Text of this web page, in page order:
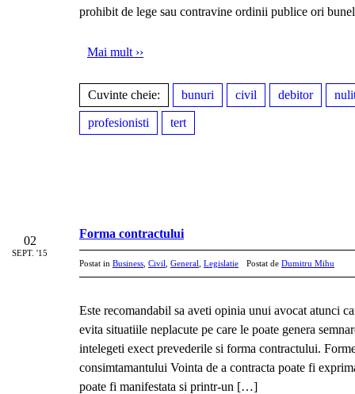
prohibit de lege sau contravine ordinii publice ori
Mai mult ››
Cuvinte cheie: bunuri civil debitor
profesionisti tert
02
SEPT. '15
Forma contractului
Postat in Business Civil General Legislatie Postat de Dumitru Mihu
Este recomandabil sa aveti opinia unui avocat atunci
evita situatiile neplacute pe care le poate genera
intelegeti exect prevederile si forma contractului.
consimtamantului Vointa de a contracta poate fi
poate fi manifestata si printr-un […]